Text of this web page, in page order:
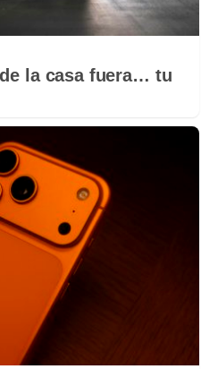
la casa fuera… tu